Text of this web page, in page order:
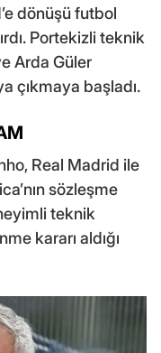
dönüşü futbol
Portekizli teknik
Arda Güler
çıkmaya başladı.
Real Madrid ile
sözleşme
teknik
kararı aldığı